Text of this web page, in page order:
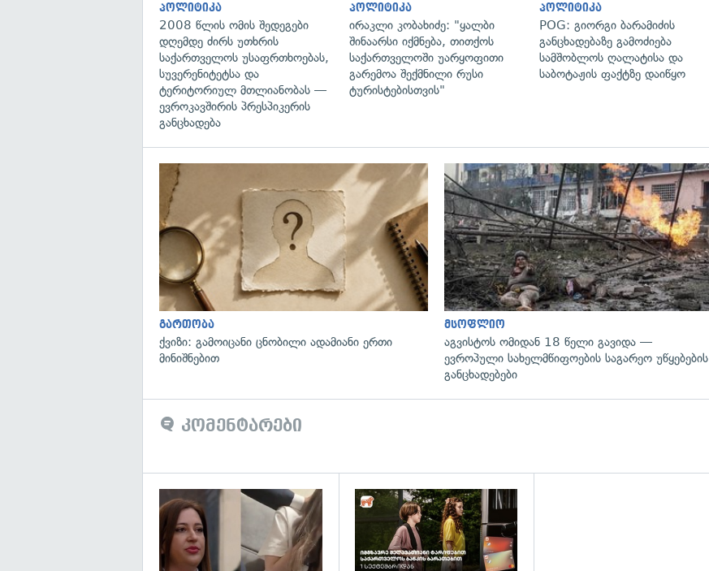
პოლიტიკა
2008 წლის ომის შედეგები
დღემდე ძირს უთხრის
საქართველოს უსაფრთხოებას,
სუვერენიტეტსა და
ტერიტორიულ მთლიანობას —
ევროკავშირის პრესპიკერის
განცხადება
პოლიტიკა
ირაკლი კობახიძე: "ყალბი
შინაარსი იქმნება, თითქოს
საქართველოში უარყოფითი
გარემოა შექმნილი რუსი
ტურისტებისთვის"
პოლიტიკა
POG: გიორგი ბარამიძის
განცხადებაზე გამოძიება
სამშობლოს ღალატისა და
საბოტაჟის ფაქტზე დაიწყო
გართობა
ქვიზი: გამოიცანი ცნობილი ადამიანი ერთი
მინიშნებით
მსოფლიო
აგვისტოს ომიდან 18 წელი გავიდა —
ევროპული სახელმწიფოების საგარეო უწყებების
განცხადებები
კომენტარები
გადახედვა